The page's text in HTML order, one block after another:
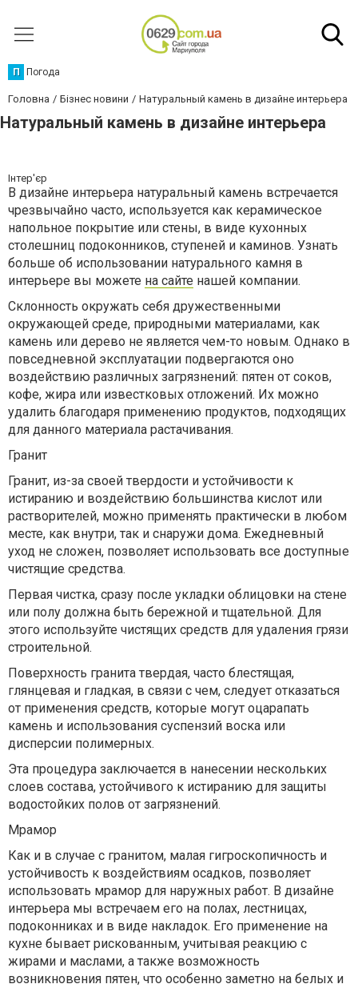
П Погода
Головна Бізнес новини Натуральный камень в дизайне интерьера
Натуральный камень в дизайне интерьера
Інтер'єр
В дизайне интерьера натуральный камень встречается
чрезвычайно часто, используется как керамическое
напольное покрытие или стены, в виде кухонных
столешниц подоконников, ступеней и каминов. Узнать
больше об использовании натурального камня в
интерьере вы можете на сайте нашей компании.
Склонность окружать себя дружественными
окружающей среде, природными материалами, как
камень или дерево не является чем-то новым. Однако в
повседневной эксплуатации подвергаются оно
воздействию различных загрязнений: пятен от соков,
кофе, жира или известковых отложений. Их можно
удалить благодаря применению продуктов, подходящих
для данного материала растачивания.
Гранит
Гранит, из-за своей твердости и устойчивости к
истиранию и воздействию большинства кислот или
растворителей, можно применять практически в любом
месте, как внутри, так и снаружи дома. Ежедневный
уход не сложен, позволяет использовать все доступные
чистящие средства.
Первая чистка, сразу после укладки облицовки на стене
или полу должна быть бережной и тщательной. Для
этого используйте чистящих средств для удаления грязи
строительной.
Поверхность гранита твердая, часто блестящая,
глянцевая и гладкая, в связи с чем, следует отказаться
от применения средств, которые могут оцарапать
камень и использования суспензий воска или
дисперсии полимерных.
Эта процедура заключается в нанесении нескольких
слоев состава, устойчивого к истиранию для защиты
водостойких полов от загрязнений.
Мрамор
Как и в случае с гранитом, малая гигроскопичность и
устойчивость к воздействиям осадков, позволяет
использовать мрамор для наружных работ. В дизайне
интерьера мы встречаем его на полах, лестницах,
подоконниках и в виде накладок. Его применение на
кухне бывает рискованным, учитывая реакцию с
жирами и маслами, а также возможность
возникновения пятен, что особенно заметно на белых и